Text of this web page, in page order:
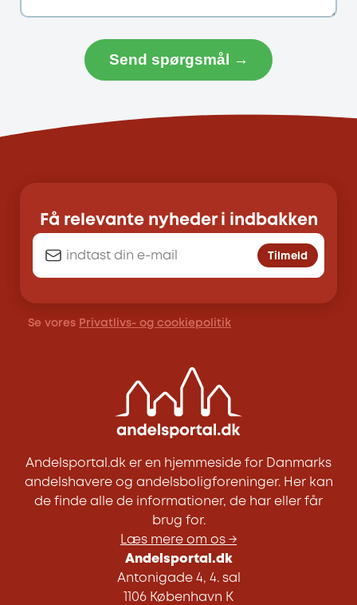
Send spørgsmål →
Få relevante nyheder i indbakken
Tilmeld
Se vores Privatlivs- og cookiepolitik
Andelsportal.dk er en hjemmeside for Danmarks
andelshavere og andelsboligforeninger. Her kan
de finde alle de informationer, de har eller får
brug for.
Læs mere om os →
Andelsportal.dk
Antonigade 4, 4. sal
1106 København K